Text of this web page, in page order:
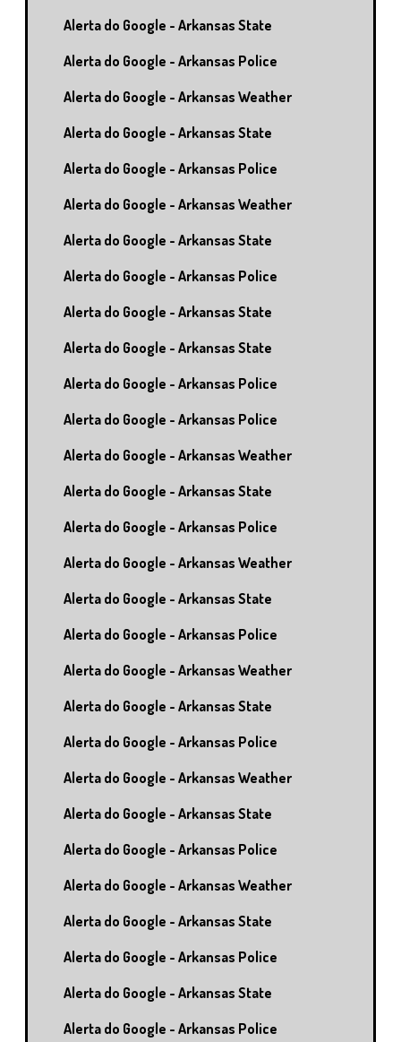
Alerta do Google - Arkansas State
Alerta do Google - Arkansas Police
Alerta do Google - Arkansas Weather
Alerta do Google - Arkansas State
Alerta do Google - Arkansas Police
Alerta do Google - Arkansas Weather
Alerta do Google - Arkansas State
Alerta do Google - Arkansas Police
Alerta do Google - Arkansas State
Alerta do Google - Arkansas State
Alerta do Google - Arkansas Police
Alerta do Google - Arkansas Police
Alerta do Google - Arkansas Weather
Alerta do Google - Arkansas State
Alerta do Google - Arkansas Police
Alerta do Google - Arkansas Weather
Alerta do Google - Arkansas State
Alerta do Google - Arkansas Police
Alerta do Google - Arkansas Weather
Alerta do Google - Arkansas State
Alerta do Google - Arkansas Police
Alerta do Google - Arkansas Weather
Alerta do Google - Arkansas State
Alerta do Google - Arkansas Police
Alerta do Google - Arkansas Weather
Alerta do Google - Arkansas State
Alerta do Google - Arkansas Police
Alerta do Google - Arkansas State
Alerta do Google - Arkansas Police